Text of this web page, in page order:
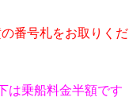
番号札をお取りくだ
は乗船料金半額です